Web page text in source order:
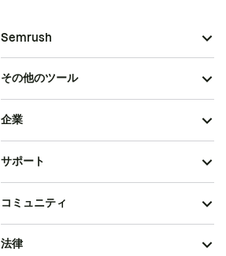
Semrush
その他のツール
企業
サポート
コミュニティ
法律